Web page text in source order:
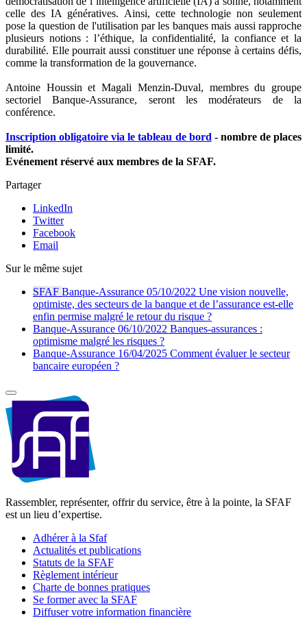
celle des IA génératives. Ainsi, cette technologie non seulement
pose la question de l'utilisation par les banques mais aussi rapproche
plusieurs notions : l’éthique, la confidentialité, la confiance et la
durabilité. Elle pourrait aussi constituer une réponse à certains défis,
comme la transformation de la gouvernance.
Antoine Houssin et Magali Menzin-Duval, membres du groupe
sectoriel Banque-Assurance, seront les modérateurs de la
conférence.
Inscription obligatoire via le tableau de bord - nombre de places
limité.
Evénement réservé aux membres de la SFAF.
Partager
LinkedIn
Twitter
Facebook
Email
Sur le même sujet
SFAF Banque-Assurance 05/10/2022 Une vision nouvelle,
optimiste, des secteurs de la banque et de l’assurance est-elle
enfin permise malgré le retour du risque ?
Banque-Assurance 06/10/2022 Banques-assurances :
optimisme malgré les risques ?
Banque-Assurance 16/04/2025 Comment évaluer le secteur
bancaire européen ?
Rassembler, représenter, offrir du service, être à la pointe, la SFAF
est un lieu d’expertise.
Adhérer à la Sfaf
Actualités et publications
Statuts de la SFAF
Règlement intérieur
Charte de bonnes pratiques
Se former avec la SFAF
Diffuser votre information financière